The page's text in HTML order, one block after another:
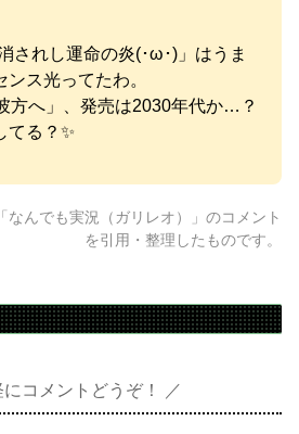
されし運命の炎(･ω･)」はうま
ス光ってたわ。
方へ」、発売は2030年代か…？
てる？✨
んでも実況（ガリレオ）」のコメント
を引用・整理したものです。
にコメントどうぞ！